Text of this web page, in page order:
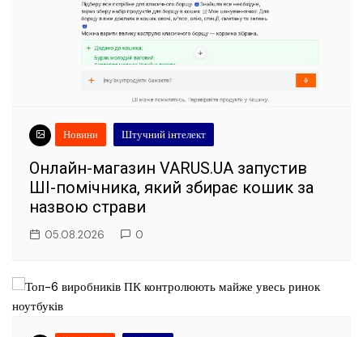
Новини Штучний інтелект
Онлайн-магазин VARUS.UA запустив
ШІ-помічника, який збирає кошик за
назвою страви
05.08.2026 0